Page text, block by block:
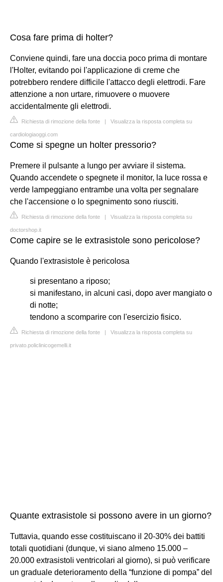
Cosa fare prima di holter?
Conviene quindi, fare una doccia poco prima di montare
l'Holter, evitando poi l'applicazione di creme che
potrebbero rendere difficile l'attacco degli elettrodi. Fare
attenzione a non urtare, rimuovere o muovere
accidentalmente gli elettrodi.
Richiesta di rimozione della fonte | Visualizza la risposta completa su
cardiologiaoggi.com
Come si spegne un holter pressorio?
Premere il pulsante a lungo per avviare il sistema.
Quando accendete o spegnete il monitor, la luce rossa e
verde lampeggiano entrambe una volta per segnalare
che l'accensione o lo spegnimento sono riusciti.
Richiesta di rimozione della fonte | Visualizza la risposta completa su
doctorshop.it
Come capire se le extrasistole sono pericolose?
Quando l'extrasistole è pericolosa
si presentano a riposo;
si manifestano, in alcuni casi, dopo aver mangiato o
di notte;
tendono a scomparire con l'esercizio fisico.
Richiesta di rimozione della fonte | Visualizza la risposta completa su
privato.policlinicogemelli.it
Quante extrasistole si possono avere in un giorno?
Tuttavia, quando esse costituiscano il 20-30% dei battiti
totali quotidiani (dunque, vi siano almeno 15.000 –
20.000 extrasistoli ventricolari al giorno), si può verificare
un graduale deterioramento della “funzione di pompa” del